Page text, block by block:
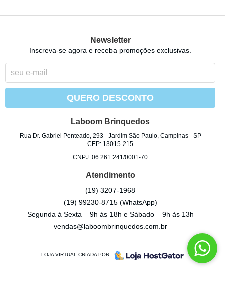
Newsletter
Inscreva-se agora e receba promoções exclusivas.
QUERO DESCONTO
Laboom Brinquedos
Rua Dr. Gabriel Penteado, 293- Jardim São Paulo, Campinas- SP
CEP: 13015-215
CNPJ: 06.261.241/0001-70
Atendimento
(19) 3207-1968
(19) 99230-8715 (WhatsApp)
Segunda à Sexta – 9h às 18h e Sábado – 9h às 13h
vendas@laboombrinquedos.com.br
LOJA VIRTUAL CRIADA POR